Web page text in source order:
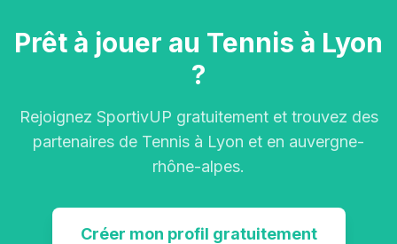
Prêt à jouer au Tennis à Lyon
?
Rejoignez SportivUP gratuitement et trouvez des
partenaires de Tennis à Lyon et en auvergne-
rhône-alpes.
Créer mon profil gratuitement